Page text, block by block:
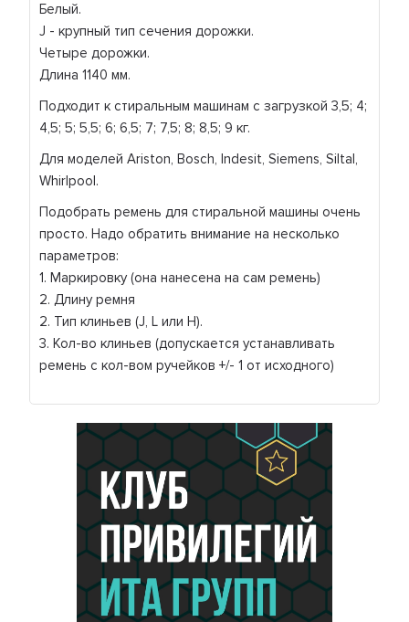
Белый.
J - крупный тип сечения дорожки.
Четыре дорожки.
Длина 1140 мм.
Подходит к стиральным машинам с загрузкой 3,5; 4;
4,5; 5; 5,5; 6; 6,5; 7; 7,5; 8; 8,5; 9 кг.
Для моделей Ariston, Bosch, Indesit, Siemens, Siltal,
Whirlpool.
Подобрать ремень для стиральной машины очень
просто. Надо обратить внимание на несколько
параметров:
1. Маркировку (она нанесена на сам ремень)
2. Длину ремня
2. Тип клиньев (J, L или H).
3. Кол-во клиньев (допускается устанавливать
ремень с кол-вом ручейков +/- 1 от исходного)